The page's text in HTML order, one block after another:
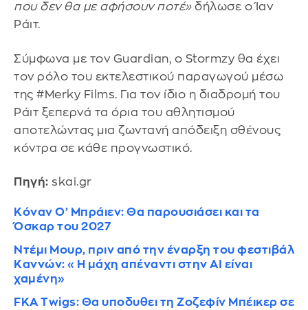
που δεν θα με αφήσουν ποτέ» δήλωσε ο Ίαν
Ράιτ.
Σύμφωνα με τον Guardian, o Stormzy θα έχει
τον ρόλο του εκτελεστικού παραγωγού μέσω
της #Merky Films. Για τον ίδιο η διαδρομή του
Ράιτ ξεπερνά τα όρια του αθλητισμού
αποτελώντας μια ζωντανή απόδειξη σθένους
κόντρα σε κάθε προγνωστικό.
Πηγή: skai.gr
Κόναν Ο’ Μπράιεν: Θα παρουσιάσει και τα
Όσκαρ του 2027
Ντέμι Μουρ, πριν από την έναρξη του φεστιβάλ
Καννών: «Η μάχη απέναντι στην AI είναι
χαμένη»
FKA Twigs: Θα υποδυθει τη Ζοζεφίν Μπέικερ σε